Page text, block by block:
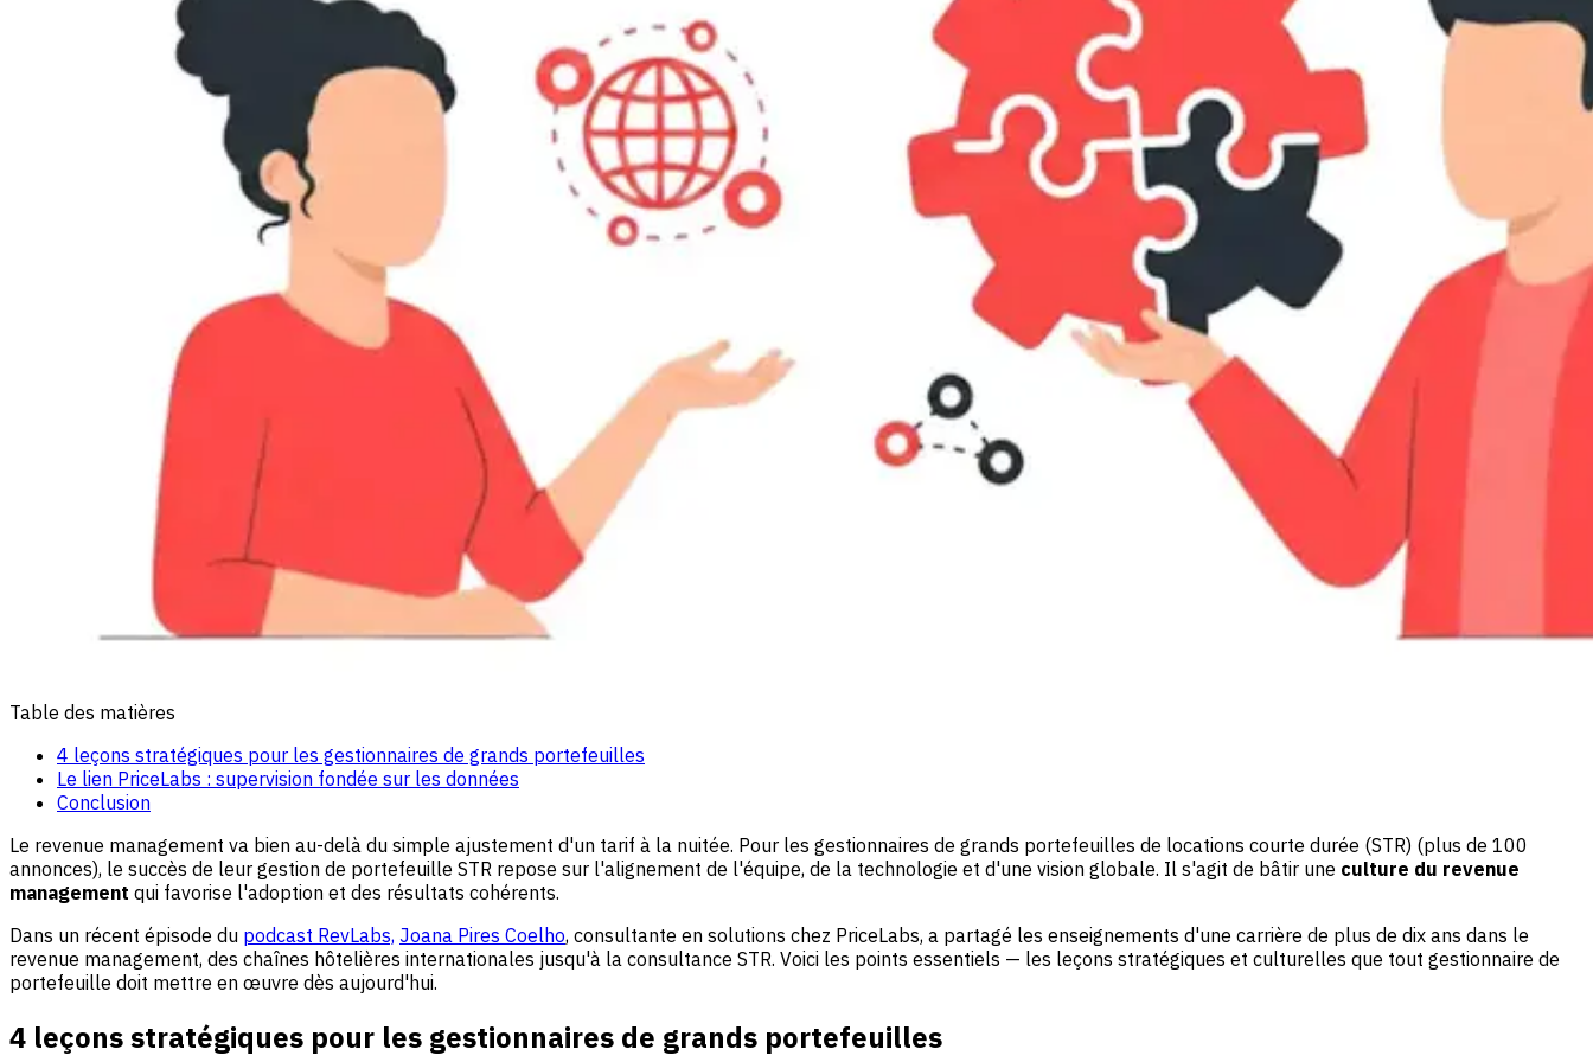
Table des matières
4 leçons stratégiques pour les gestionnaires de grands portefeuilles
Le lien PriceLabs : supervision fondée sur les données
Conclusion
Le revenue management va bien au-delà du simple ajustement d'un tarif à la nuitée. Pour les gestionnaires de grands portefeuilles de locations courte durée (STR) (plus de 100
annonces), le succès de leur gestion de portefeuille STR repose sur l'alignement de l'équipe, de la technologie et d'une vision globale. Il s'agit de bâtir une culture du revenue
management qui favorise l'adoption et des résultats cohérents.
Dans un récent épisode du podcast RevLabs, Joana Pires Coelho, consultante en solutions chez PriceLabs, a partagé les enseignements d'une carrière de plus de dix ans dans le
revenue management, des chaînes hôtelières internationales jusqu'à la consultance STR. Voici les points essentiels — les leçons stratégiques et culturelles que tout gestionnaire de
portefeuille doit mettre en œuvre dès aujourd'hui.
4 leçons stratégiques pour les gestionnaires de grands portefeuilles